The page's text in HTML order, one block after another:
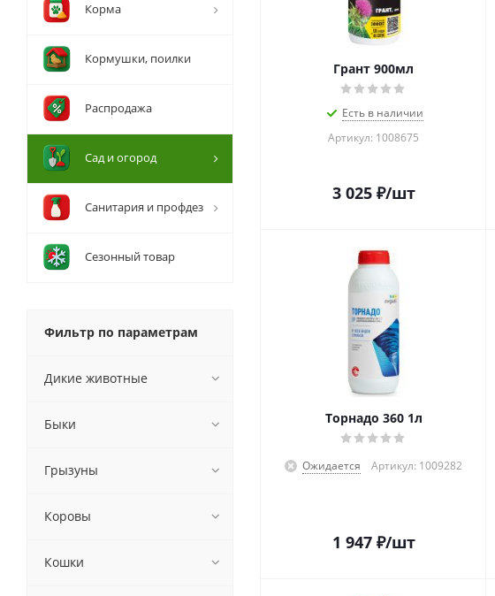
Грант 900мл
Есть в наличии
Артикул: 1008675
3 025₽/шт
Торнадо 360 1л
Ожидается Артикул: 1009282
1 947₽/шт
Корма
Кормушки, поилки
Распродажа
Сад и огород
Санитария и профдез
Сезонный товар
Фильтр по параметрам
Дикие животные
Быки
Грызуны
Коровы
Кошки